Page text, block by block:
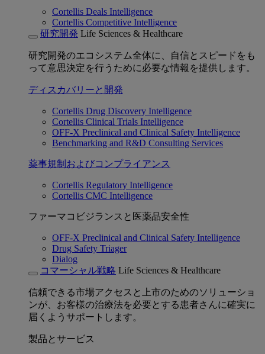
Cortellis Deals Intelligence
Cortellis Competitive Intelligence
研究開発 Life Sciences & Healthcare
研究開発のエコシステム全体に、自信とスピードをも
って意思決定を行うために必要な情報を提供します。
ディスカバリーと開発
Cortellis Drug Discovery Intelligence
Cortellis Clinical Trials Intelligence
OFF-X Preclinical and Clinical Safety Intelligence
Benchmarking and R&D Consulting Services
薬事規制およびコンプライアンス
Cortellis Regulatory Intelligence
Cortellis CMC Intelligence
ファーマコビジランスと医薬品安全性
OFF-X Preclinical and Clinical Safety Intelligence
Drug Safety Triager
Dialog
コマーシャル戦略 Life Sciences & Healthcare
信頼できる市場アクセスと上市のためのソリューショ
ンが、お客様の治療法を必要とする患者さんに確実に
届くようサポートします。
製品とサービス